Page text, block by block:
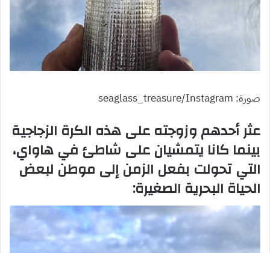
صورة: seaglass_treasure/Instagram
عثر أحدهم وزوجته على هذه الكرة الزجاجية
بينما كانا يتمشيان على شاطئ في هاواي،
التي تحولت بفعل الزمن إلى موطن لبعض
الحياة البحرية الصغيرة: